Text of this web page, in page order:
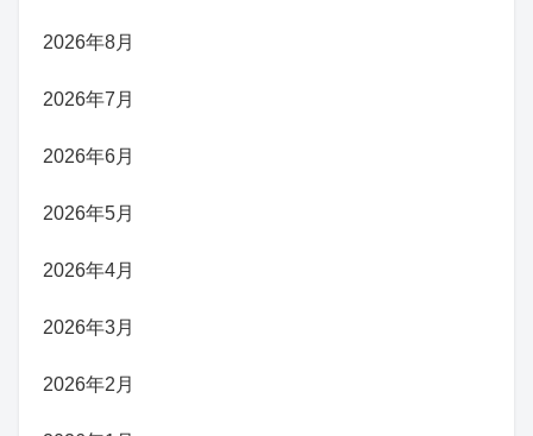
2026年8月
2026年7月
2026年6月
2026年5月
2026年4月
2026年3月
2026年2月